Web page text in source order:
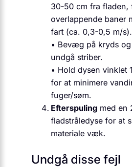
30-50 cm fra
overlappende baner
fart (ca. 0,3-0,5 m/s).
• Bevæg på kryds
undgå striber.
• Hold dysen vinklet
for at minimere
fuger/søm.
Efterspuling med en
fladstråledyse for at
materiale væk.
Undgå disse fejl